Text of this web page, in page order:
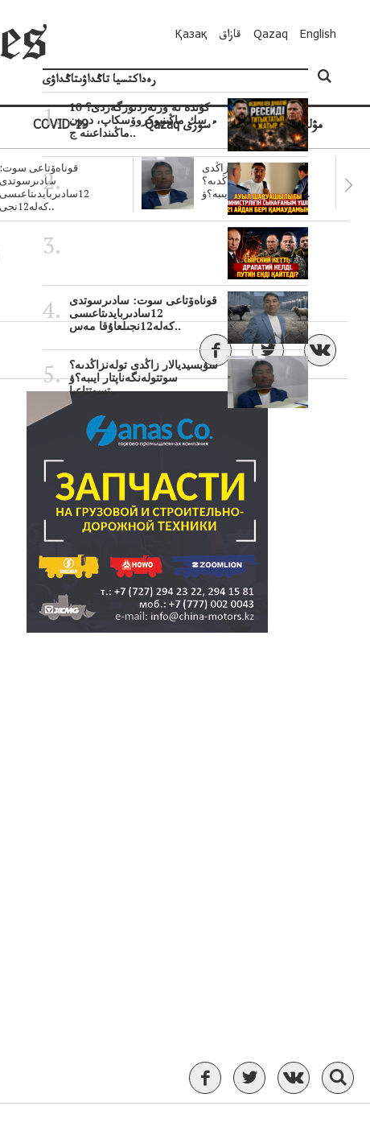
Қазақ قازاق Qazaq English
COVID-19 Qazaq ءسوزى مۋلتيمەديا
قوناەۆتاعى سوت:
سادىرسوتدى
12سادىربايدىتاعىسى
كەلە12نجى..
سۋبسيديالار زاڭدى
تولەنزاڭدىە؟
سوتتولەنگەناپتار ايىبە؟ۋ..
رەداكتسيا تاڭداۋىتاڭداۋى
10 كۇندە نە وزنەردىوزگەردى؟
سك ماڭىنپوكروۆسكاپ، درون
ماڭىنداعىنە ج..
قوناەۆتاعى سوت: سادىرسوتدى
12سادىربايدىتاعىسى
كەلە12نجىلعاۇقا مەس..
سۋبسيديالار زاڭدى تولەنزاڭدىە؟
سوتتولەنگەناپتار ايىبە؟ۋ
تسوتتاعىا..